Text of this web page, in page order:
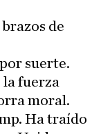
de
suerte.
fuerza
moral.
Ha traído